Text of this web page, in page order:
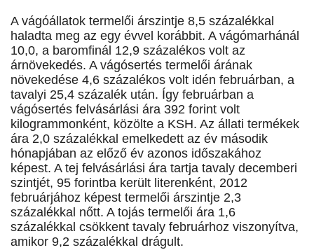
A vágóállatok termelői árszintje 8,5 százalékkal
haladta meg az egy évvel korábbit. A vágómarhánál
10,0, a baromfinál 12,9 százalékos volt az
árnövekedés. A vágósertés termelői árának
növekedése 4,6 százalékos volt idén februárban, a
tavalyi 25,4 százalék után. Így februárban a
vágósertés felvásárlási ára 392 forint volt
kilogrammonként, közölte a KSH. Az állati termékek
ára 2,0 százalékkal emelkedett az év második
hónapjában az előző év azonos időszakához
képest. A tej felvásárlási ára tartja tavaly decemberi
szintjét, 95 forintba került literenként, 2012
februárjához képest termelői árszintje 2,3
százalékkal nőtt. A tojás termelői ára 1,6
százalékkal csökkent tavaly februárhoz viszonyítva,
amikor 9,2 százalékkal drágult.